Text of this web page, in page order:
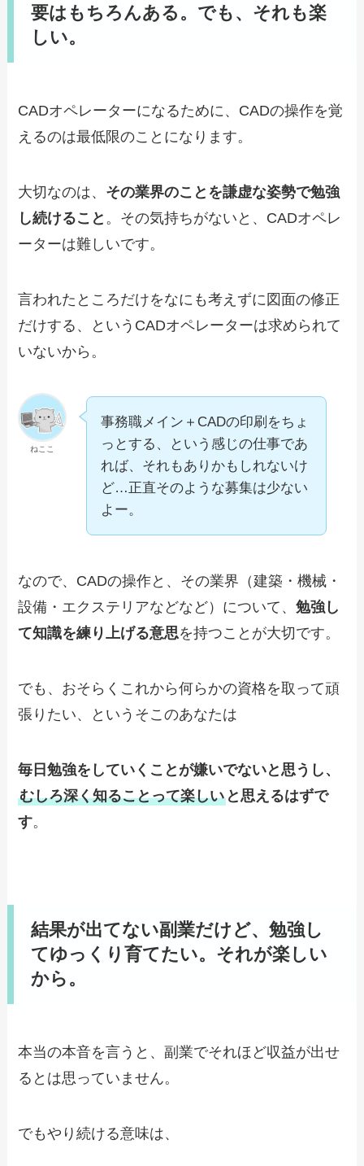
要はもちろんある。でも、それも楽
しい。
CADオペレーターになるために、CADの操作を覚
えるのは最低限のことになります。
大切なのは、 その業界のことを謙虚な姿勢で勉強
し続けること 。その気持ちがないと、CADオペレ
ーターは難しいです。
言われたところだけをなにも考えずに図面の修正
だけする、というCADオペレーターは求められて
いないから。
ねここ
事務職メイン＋CADの印刷をちょ
っとする、という感じの仕事であ
れば、それもありかもしれないけ
ど…正直そのような募集は少ない
よー。
なので、CADの操作と、その業界（建築・機械・
設備・エクステリアなどなど）について、勉強し
て知識を練り上げる意思を持つことが大切です。
でも、おそらくこれから何らかの資格を取って頑
張りたい、というそこのあなたは
毎日勉強をしていくことが嫌いでないと思うし、
むしろ深く知ることって楽しい と思えるはずで
す。
結果が出てない副業だけど、勉強し
てゆっくり育てたい。それが楽しい
から。
本当の本音を言うと、副業でそれほど収益が出せ
るとは思っていません。
でもやり続ける意味は、